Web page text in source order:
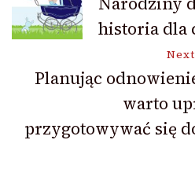
Navigation
historia dla
Planując
warto
przygotowywać się